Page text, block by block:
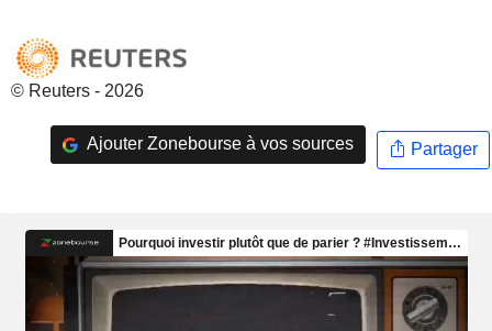
© Reuters - 2026
Ajouter Zonebourse à vos sources Partager